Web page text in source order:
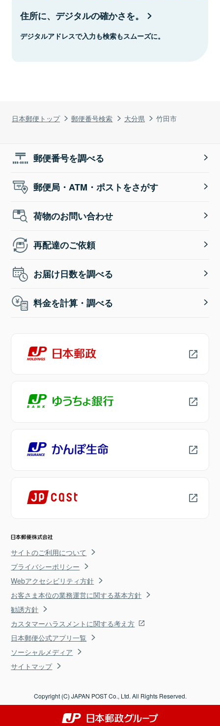
日本郵便トップ 郵便番号検索 大分県 竹田市
住所に、デジタルの確かさを。
デジタルアドレスで入力も検索もスムーズに。
郵便番号を調べる
郵便局・ATM・ポストをさがす
荷物のお問い合わせ
再配達のご依頼
お届け日数を調べる
料金を計算・調べる
サイトのご利用について
プライバシーポリシー
Webアクセシビリティ方針
お客さま本位の業務運営に関する基本方針
勧誘方針
カスタマーハラスメントに関する考え方
日本郵便公式アプリ一覧
ソーシャルメディア
サイトマップ
Copyright (C) JAPAN POST Co., Ltd. All Rights Reserved.